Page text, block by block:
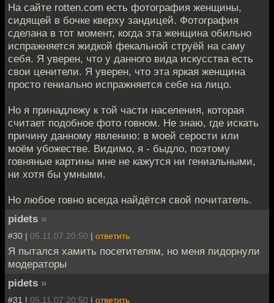
На сайте rotten.com есть фотография женщины,
сидящей в бочке кверху зандицей. Фотография
сделана в тот момент, когда эта женщина обильно
испражняется жидкой фекальной струёй на саму
себя. Я уверен, что у данного вида искусства есть
свои ценители. Я уверен, что эта яркая женщина
просто гениально испражняется себе на лицо.
Но я принадлежу к той части населения, которая
считает подобное фото говном. Не знаю, где искать
причину данному явлению: в моей серости или
моём убожестве. Видимо, я - быдло, поэтому
говняные картины мне не кажутся ни гениальными,
ни хотя бы умными.
Но любое говно всегда найдётся свой почитатель.
pidets »
#30 | 05.11.07 20:50 | ответить
Я пытался хамить посетителям, но меня пидорнули
модераторы
pidets »
#31 | 05.11.07 20:50 | ответить